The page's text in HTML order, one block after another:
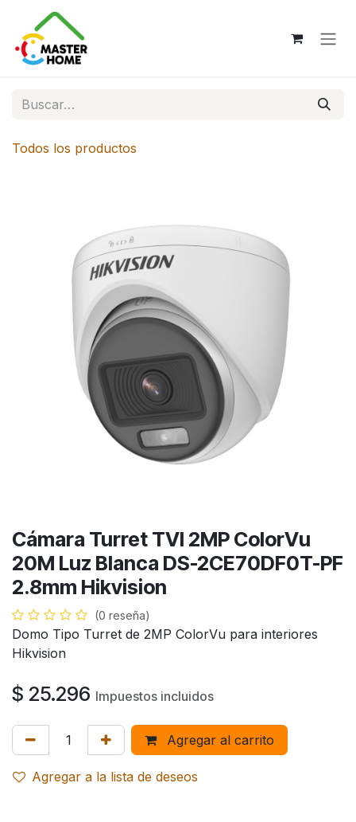
Ir al contenido
Todos los productos
Cámara Turret TVI 2MP ColorVu
20M Luz Blanca DS-2CE70DF0T-PF
2.8mm Hikvision
(0 reseña)
Domo Tipo Turret de 2MP ColorVu para interiores
Hikvision
$ 25.296 Impuestos incluidos
Agregar al carrito
Agregar a la lista de deseos